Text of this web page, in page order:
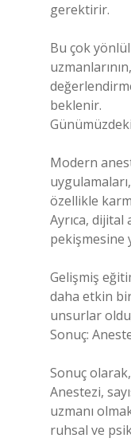
gerektirir.
Bu çok
beklenir.
Modern
özellikle
Ayrıca,
pekişmesine
Gelişmiş
daha etkin
unsurlar
Sonuç:
Sonuç
Anestezi,
uzmanı
ruhsal ve